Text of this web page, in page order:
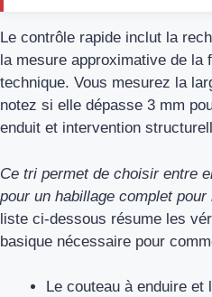
Le contrôle rapide inclut la
la mesure approximative de la
technique. Vous mesurez la
notez si elle dépasse 3 mm
enduit et intervention
Ce tri permet de choisir entre
pour un habillage complet
liste ci‑dessous résume les
basique nécessaire pour
Le couteau à enduire